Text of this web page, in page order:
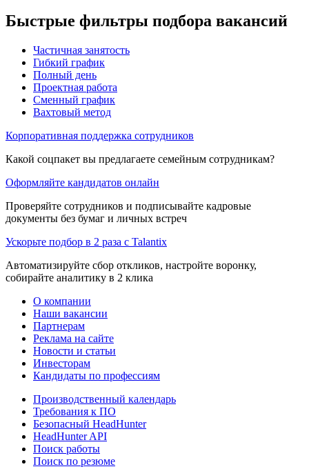
Быстрые фильтры подбора вакансий
Частичная занятость
Гибкий график
Полный день
Проектная работа
Сменный график
Вахтовый метод
Корпоративная поддержка сотрудников
Какой соцпакет вы предлагаете семейным сотрудникам?
Оформляйте кандидатов онлайн
Проверяйте сотрудников и подписывайте кадровые
документы без бумаг и личных встреч
Ускорьте подбор в 2 раза с Talantix
Автоматизируйте сбор откликов, настройте воронку,
собирайте аналитику в 2 клика
О компании
Наши вакансии
Партнерам
Реклама на сайте
Новости и статьи
Инвесторам
Кандидаты по профессиям
Производственный календарь
Требования к ПО
Безопасный HeadHunter
HeadHunter API
Поиск работы
Поиск по резюме